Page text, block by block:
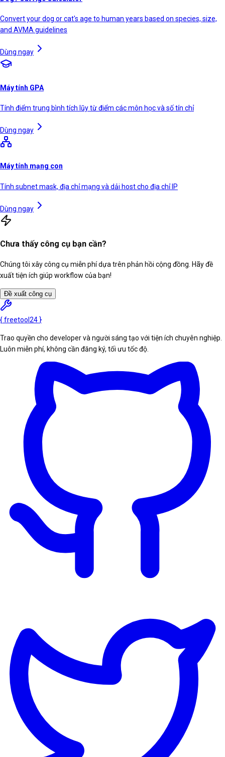
Convert your dog or cat's age to human years based on species, size,
and AVMA guidelines
Dùng ngay
Máy tính GPA
Tính điểm trung bình tích lũy từ điểm các môn học và số tín chỉ
Dùng ngay
Máy tính mạng con
Tính subnet mask, địa chỉ mạng và dải host cho địa chỉ IP
Dùng ngay
Chưa thấy công cụ bạn cần?
Chúng tôi xây công cụ miễn phí dựa trên phản hồi cộng đồng. Hãy đề
xuất tiện ích giúp workflow của bạn!
Đề xuất công cụ
{freetool 24 }
Trao quyền cho developer và người sáng tạo với tiện ích chuyên nghiệp.
Luôn miễn phí, không cần đăng ký, tối ưu tốc độ.